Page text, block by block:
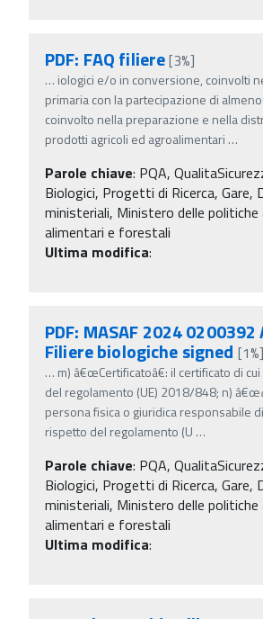
PDF: FAQ filiere[3%]
… iologici e/o in conversione, coinvolti
primaria con la partecipazione di
coinvolto nella preparazione e nella
prodotti agricoli ed agroalimentari …
Parole chiave: PQA,
Biologici, Progetti di Ricerca, Gare,
ministeriali, Ministero delle politiche
alimentari e forestali
Ultima modifica:
PDF: MASAF 2024 0200392
Filiere biologiche signed [1%]
… m) â€œCertificatoâ€: il certificato di
del regolamento (UE) 2018/848; n) â€œ
persona fisica o giuridica responsabile
rispetto del regolamento (U …
Parole chiave: PQA,
Biologici, Progetti di Ricerca, Gare,
ministeriali, Ministero delle politiche
alimentari e forestali
Ultima modifica: